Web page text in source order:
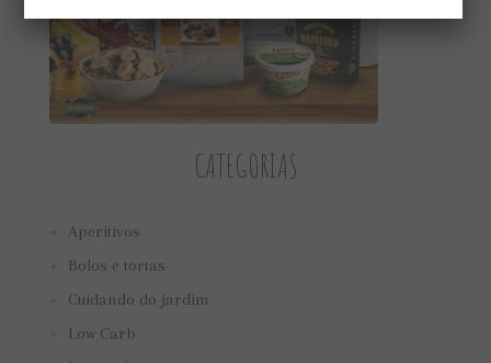
CATEGORIAS
Aperitivos
Bolos e tortas
Cuidando do jardim
Low Carb